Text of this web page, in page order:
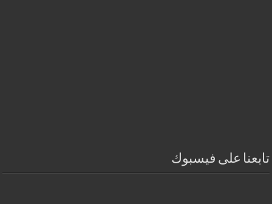
تابعنا على فيسبوك